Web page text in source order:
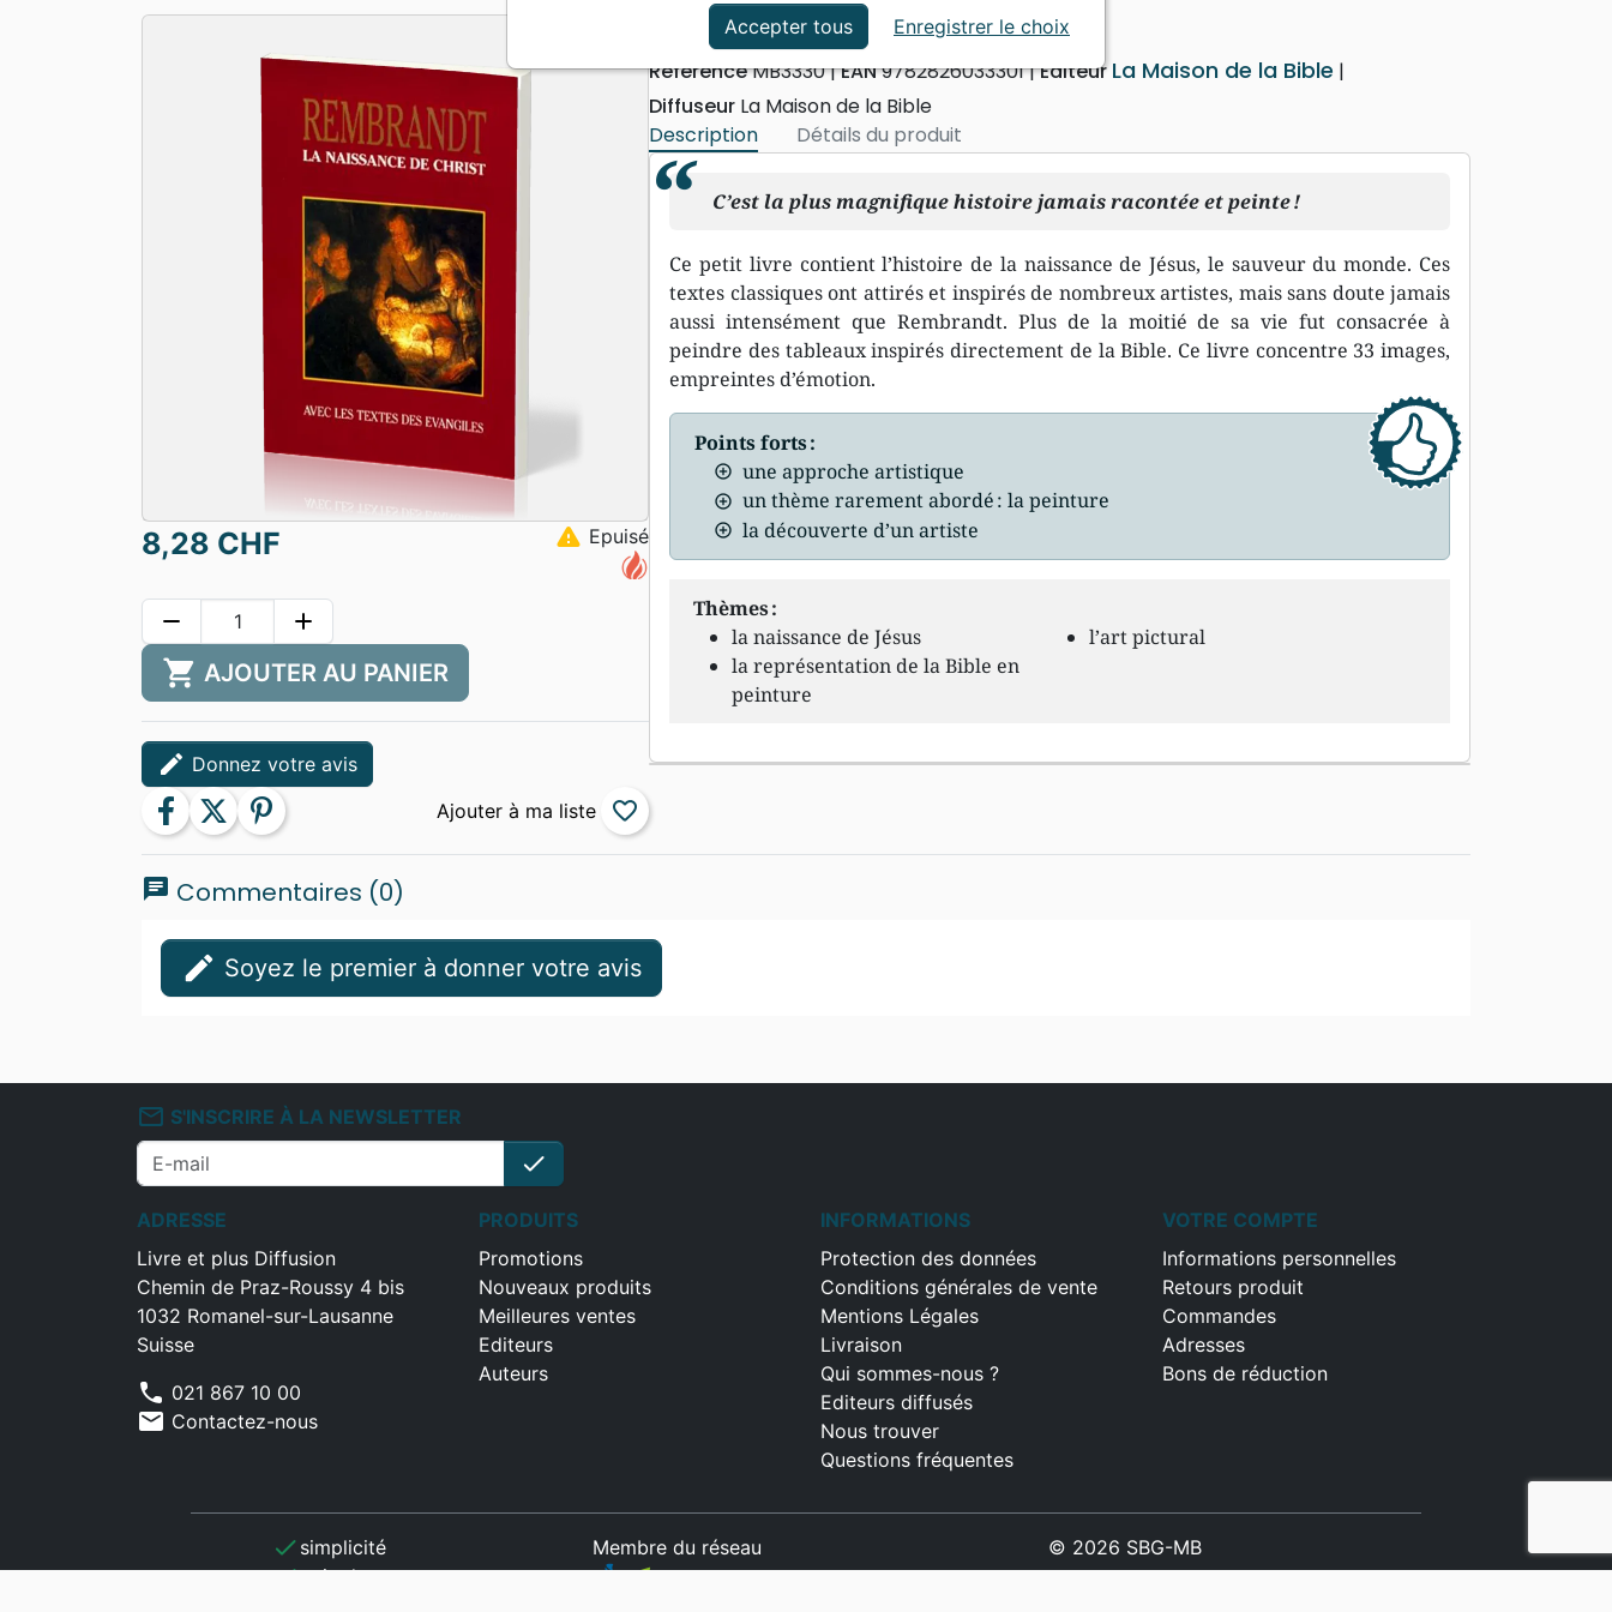
Apologétique
Formation
Événements actuels
La naissance de Christ
RéférenceMB3330 EAN9782826033301 Editeur La Maison de la Bible
Diffuseur La Maison de la Bible
Description
Détails du produit
C’est la plus magnifique histoire jamais racontée et peinte !
Ce petit livre contient l’histoire de la naissance de Jésus, le sauveur du monde. Ces
textes classiques ont attirés et inspirés de nombreux artistes, mais sans doute jamais
aussi intensément que Rembrandt. Plus de la moitié de sa vie fut consacrée à
peindre des tableaux inspirés directement de la Bible. Ce livre concentre 33 images,
empreintes d’émotion.
Points forts :
une approche artistique
un thème rarement abordé : la peinture
la découverte d’un artiste
Thèmes :
la naissance de Jésus
la représentation de la Bible en
peinture
l’art pictural
8,28 CHF warning Epuisé
remove add
shopping_cart AJOUTER AU PANIER
edit Donnez votre avis
facebook twitter pinterest favorite_border
chat Commentaires (0)
edit Soyez le premier à donner votre avis
mail_outline S'INSCRIRE À LA NEWSLETTER
check
ADRESSE
Livre et plus Diffusion
Chemin de Praz-Roussy 4 bis
1032 Romanel-sur-Lausanne
Suisse
phone 021 867 10 00
mail Contactez-nous
PRODUITS
Promotions
Nouveaux produits
Meilleures ventes
Editeurs
Auteurs
INFORMATIONS
Protection des données
Conditions générales de vente
Mentions Légales
Livraison
Qui sommes-nous ?
Editeurs diffusés
Nous trouver
Questions fréquentes
VOTRE COMPTE
Informations personnelles
Retours produit
Commandes
Adresses
Bons de réduction
check simplicité
checkgain de temps
Membre du réseau © 2026 SBG-MB
Accepter tous Enregistrer le choix